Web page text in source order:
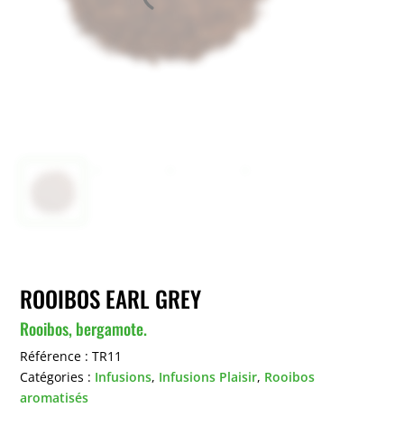
ROOIBOS EARL GREY
Rooibos, bergamote.
Référence :TR11
Catégories : Infusions, Infusions Plaisir, Rooibos
aromatisés